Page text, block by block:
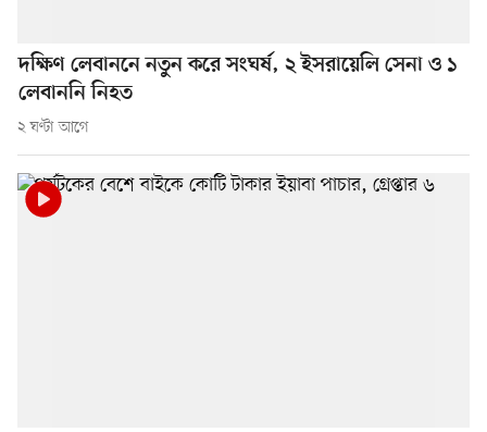
দক্ষিণ লেবাননে নতুন করে সংঘর্ষ, ২ ইসরায়েলি সেনা ও ১
লেবাননি নিহত
২ ঘণ্টা আগে